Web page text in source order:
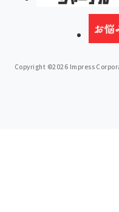
Copyright ©2026 Impress